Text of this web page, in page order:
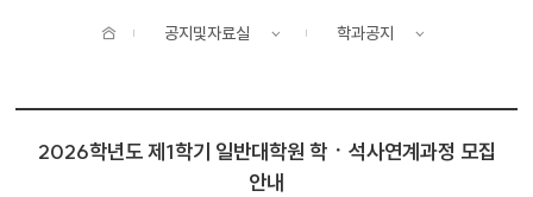
공지및자료실 학과공지
2026학년도 제1학기 일반대학원 학ㆍ석사연계과정 모집
안내